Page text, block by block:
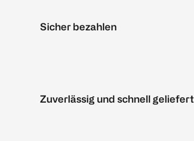
Sicher bezahlen
Zuverlässig und schnell geliefert